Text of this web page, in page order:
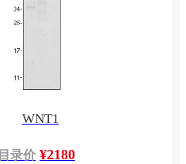
WNT1
目录价 ¥2180